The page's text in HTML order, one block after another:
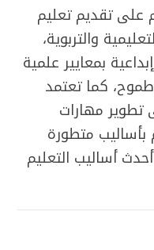
على تقديم تعليم
والتربوية،
بمعايير علمية
كما تعتمد
تطوير مهارات
بأساليب متطورة
أساليب التعليم